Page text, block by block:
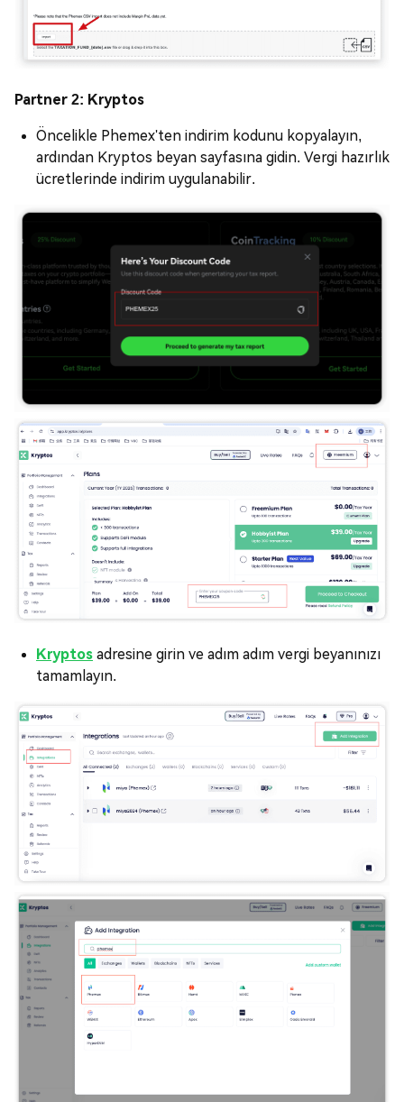
Partner 2: Kryptos
Öncelikle Phemex'ten indirim kodunu kopyalayın,
ardından Kryptos beyan sayfasına gidin. Vergi hazırlık
ücretlerinde indirim uygulanabilir.
Kryptos adresine girin ve adım adım vergi beyanınızı
tamamlayın.